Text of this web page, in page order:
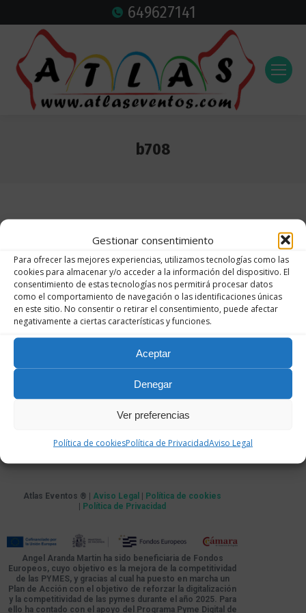
Gestionar consentimiento
Para ofrecer las mejores experiencias, utilizamos tecnologías como las
cookies para almacenar y/o acceder a la información del dispositivo. El
consentimiento de estas tecnologías nos permitirá procesar datos
como el comportamiento de navegación o las identificaciones únicas
en este sitio. No consentir o retirar el consentimiento, puede afectar
negativamente a ciertas características y funciones.
Aceptar
Denegar
Ver preferencias
Política de cookiesPolítica de PrivacidadAviso Legal
649627141
b708
Atlas Eventos ® | Aviso Legal
Política de cookies
Política de Privacidad
Angel Aranda Martin ha sido beneficiaria de Fondos
Europeos, cuyo objetivo es la mejora de la competitividad
de las PYMES, y gracias al cual ha puesto en marcha un
Plan de Acción con el objetivo de reforzar la digitalización
y la competitividad de las pymes durante el año 2025. Para
ello ha contado con el apoyo del Programa Pyme Digital de